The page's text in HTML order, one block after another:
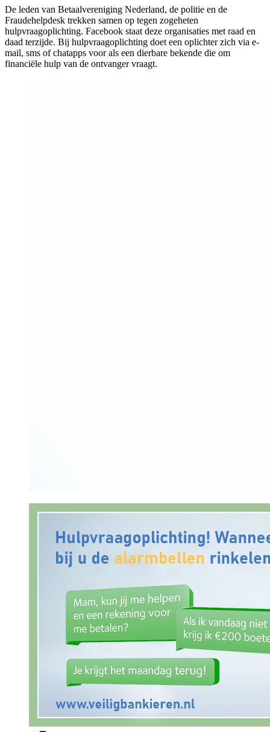
De leden van Betaalvereniging Nederland, de politie en de
Fraudehelpdesk trekken samen op tegen zogeheten
hulpvraagoplichting. Facebook staat deze organisaties met raad en
daad terzijde. Bij hulpvraagoplichting doet een oplichter zich via e-
mail, sms of chatapps voor als een dierbare bekende die om
financiële hulp van de ontvanger vraagt.